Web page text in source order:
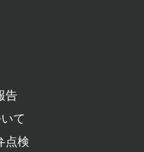
告
て
点検